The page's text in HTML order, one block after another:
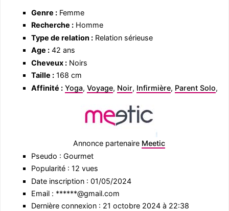
Genre :Femme
Recherche :Homme
Type de relation :Relation sérieuse
Age :42 ans
Cheveux :Noirs
Taille :168 cm
Affinité : Yoga, Voyage, Noir, Infirmière, Parent Solo,
Annonce partenaire Meetic
Pseudo : Gourmet
Popularité : 12 vues
Date inscription : 01/05/2024
Email : ******@gmail.com
Dernière connexion : 21 octobre 2024 à 22:38